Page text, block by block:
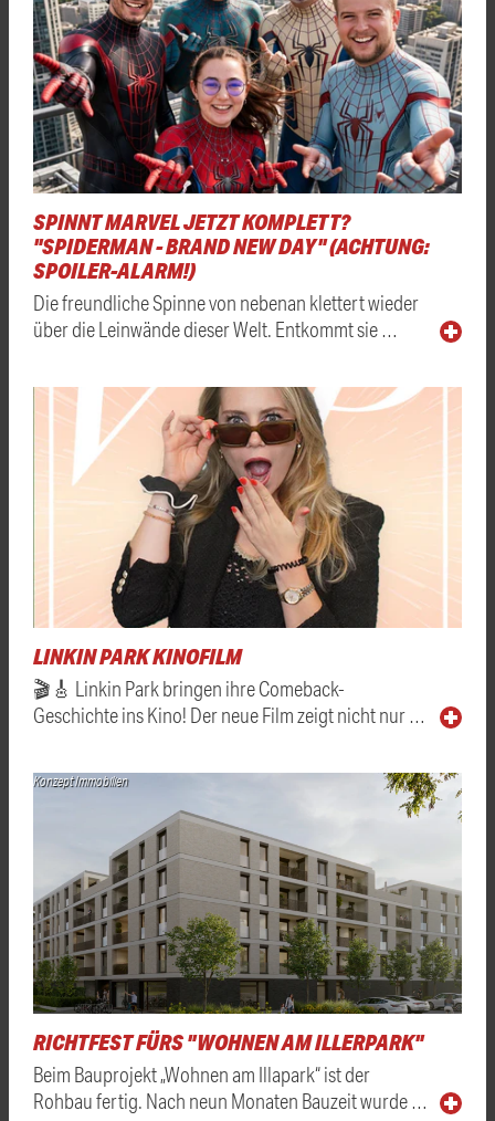
SPINNT MARVEL JETZT KOMPLETT?
"SPIDERMAN - BRAND NEW DAY" (ACHTUNG:
SPOILER-ALARM!)
Die freundliche Spinne von nebenan klettert wieder
über die Leinwände dieser Welt. Entkommt sie …
LINKIN PARK KINOFILM
🎬🎸 Linkin Park bringen ihre Comeback-
Geschichte ins Kino! Der neue Film zeigt nicht nur …
Konzept Immobilien
RICHTFEST FÜRS "WOHNEN AM ILLERPARK"
Beim Bauprojekt „Wohnen am Illapark“ ist der
Rohbau fertig. Nach neun Monaten Bauzeit wurde …